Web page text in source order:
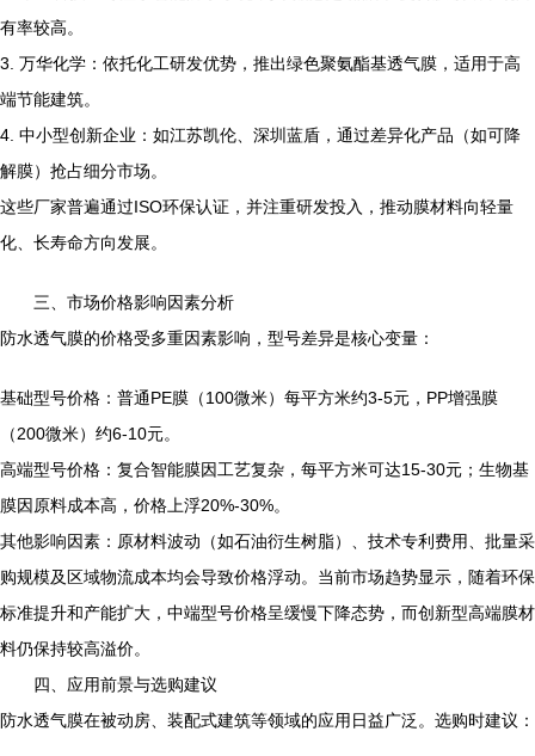
有率较高。
3. 万华化学：依托化工研发优势，推出绿色聚氨酯基透气膜，适用于高
端节能建筑。
4. 中小型创新企业：如江苏凯伦、深圳蓝盾，通过差异化产品（如可降
解膜）抢占细分市场。
这些厂家普遍通过ISO环保认证，并注重研发投入，推动膜材料向轻量
化、长寿命方向发展。
三、市场价格影响因素分析
防水透气膜的价格受多重因素影响，型号差异是核心变量：
基础型号价格：普通PE膜（100微米）每平方米约3-5元，PP增强膜
（200微米）约6-10元。
高端型号价格：复合智能膜因工艺复杂，每平方米可达15-30元；生物基
膜因原料成本高，价格上浮20%-30%。
其他影响因素：原材料波动（如石油衍生树脂）、技术专利费用、批量采
购规模及区域物流成本均会导致价格浮动。当前市场趋势显示，随着环保
标准提升和产能扩大，中端型号价格呈缓慢下降态势，而创新型高端膜材
料仍保持较高溢价。
四、应用前景与选购建议
防水透气膜在被动房、装配式建筑等领域的应用日益广泛。选购时建议：